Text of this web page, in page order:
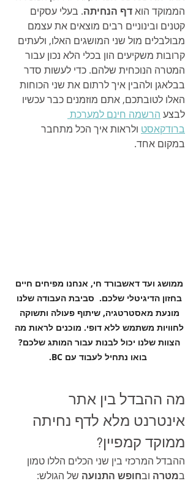
הממוקד הוא דף הנחיתה. בעלי עסקים
קטנים ובינוניים רבים מוצאים את עצמם
מבולבלים מול שני המושגים האלו, ולעתים
קרובות משקיעים הון בכלי הלא נכון עבור
המטרה הנוכחית שלהם. כדי לעשות סדר
בבלאגן ולהבין איך לרתום את שני הכוחות
האלו לטובתכם, אתם מוזמנים כבר עכשיו
לבצע הרשמה חינם למערכת
ברודקאסט ולראות איך הכל מתחבר
במקום אחד.
ממושג ועד דאשבורד חי, אנחנו מפיחים חיים
בחזון הדיגיטלי שלכם.  סביבת העבודה שלנו
מונעת מאסטרטגיה, שיתוף פעולה ותשוקה
לחוויות משתמש ללא דופי. מוכנים לראות מה
הצוות שלנו יכול לבנות עבור המותג שלכם?
בואו נתחיל לעבוד עם BC.
מה ההבדל בין אתר
אינטרנט מלא לדף נחיתה
ממוקד קמפיין?
ההבדל המרכזי בין שני הכלים הללו טמון
במטרה ובחופש התנועה של הגולש: